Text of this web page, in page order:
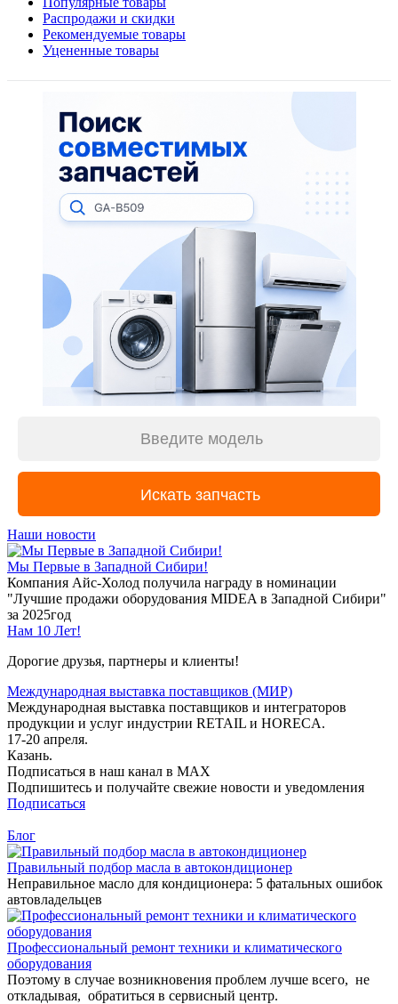
Распродажи и скидки
Рекомендуемые товары
Уцененные товары
Наши новости
Мы Первые в Западной Сибири!
Компания Айс-Холод получила награду в номинации
"Лучшие продажи оборудования MIDEA в Западной Сибири"
за 2025год
Нам 10 Лет!
Дорогие друзья, партнеры и клиенты!
Международная выставка поставщиков (МИР)
Международная выставка поставщиков и интеграторов
продукции и услуг индустрии RETAIL и HORECA.
17-20 апреля.
Казань.
Подписаться в наш канал в MAX
Подпишитесь и получайте свежие новости и уведомления
Подписаться
Блог
Правильный подбор масла в автокондиционер
Неправильное масло для кондиционера: 5 фатальных ошибок
автовладельцев
Профессиональный ремонт техники и климатического
оборудования
Поэтому в случае возникновения проблем лучше всего, не
откладывая, обратиться в сервисный центр.